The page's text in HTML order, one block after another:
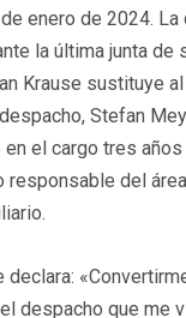
enero de 2024. La
la última junta de
Krause sustituye
Stefan
en el cargo tres años
responsable del
declara:
despacho que me